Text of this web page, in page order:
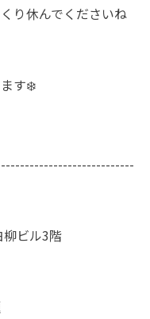
り休んでくださいね
す❄️
ビル3階